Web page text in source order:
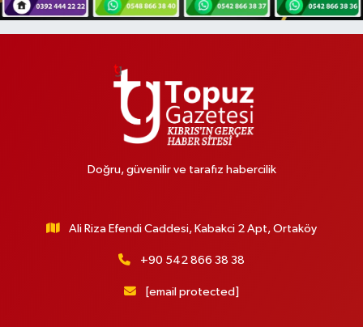
Doğru, güvenilir ve tarafız habercilik
Ali Riza Efendi Caddesi, Kabakci 2 Apt, Ortaköy
+90 542 866 38 38
[email protected]